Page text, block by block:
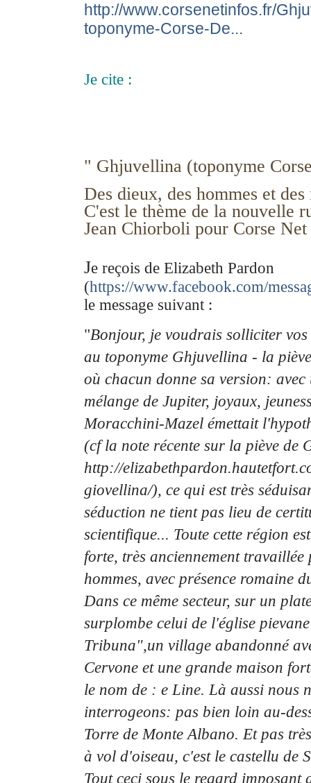
http://www.corsenetinfos.fr/
toponyme-Corse-De...
Je cite :
" Ghjuvellina (toponyme
Des dieux, des hommes et des
C'est le thème de la nouvelle
Jean Chiorboli pour Corse
Je reçois de Elizabeth Pardon
(https://www.facebook.com/
le message suivant :
"Bonjour, je voudrais solliciter
au toponyme Ghjuvellina - la
où chacun donne sa version: avec
mélange de Jupiter, joyaux,
Moracchini-Mazel émettait
(cf la note récente sur la piève de
http://
giovellina/), ce qui est très
séduction ne tient pas lieu de
scientifique... Toute cette région
forte, très anciennement travaillée
hommes, avec présence romaine
Dans ce même secteur, sur un
surplombe celui de l'église
Tribuna",un village abandonné
Cervone et une grande maison
le nom de : e Line. Là aussi nous
interrogeons: pas bien loin au-
Torre de Monte Albano. Et pas
à vol d'oiseau, c'est le castellu de
Tout ceci sous le regard imposant